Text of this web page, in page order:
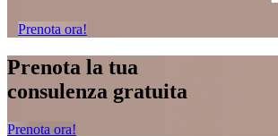
Prenota ora!
Prenota la tua
consulenza gratuita
Prenota ora!